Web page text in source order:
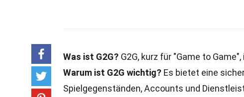
Was ist G2G? G2G, kurz für "Game to
Warum ist G2G wichtig? Es bietet eine
Spielgegenständen, Accounts und